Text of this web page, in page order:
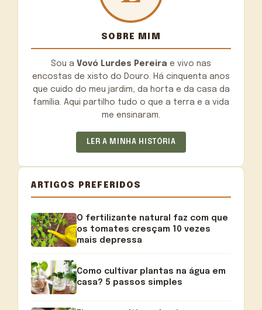
SOBRE MIM
Sou a Vovó Lurdes Pereira e vivo nas
encostas de xisto do Douro. Há cinquenta anos
que cuido do meu jardim, da horta e da casa da
família. Aqui partilho tudo o que a terra e a vida
me ensinaram.
LER A MINHA HISTÓRIA
ARTIGOS PREFERIDOS
O fertilizante natural faz com que
os tomates cresçam 10 vezes
mais depressa
Como cultivar plantas na água em
casa? 5 passos simples